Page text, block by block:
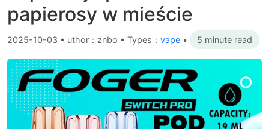
papierosy w mieście
2025-10-03 • uthor：znbo • Types： vape • 5 minute read